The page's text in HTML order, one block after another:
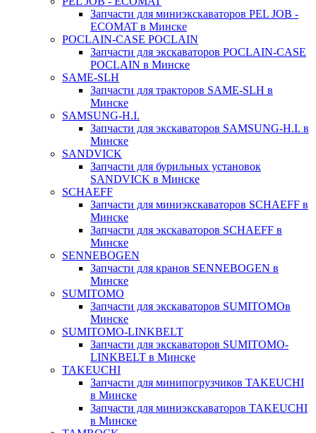
Запчасти для миниэкскаваторов PEL JOB -
ECOMAT в Минске
POCLAIN-CASE POCLAIN
Запчасти для экскаваторов POCLAIN-CASE
POCLAIN в Минске
SAME-SLH
Запчасти для тракторов SAME-SLH в
Минске
SAMSUNG-H.I.
Запчасти для экскаваторов SAMSUNG-H.I. в
Минске
SANDVICK
Запчасти для бурильных установок
SANDVICK в Минске
SCHAEFF
Запчасти для миниэкскаваторов SCHAEFF в
Минске
Запчасти для экскаваторов SCHAEFF в
Минске
SENNEBOGEN
Запчасти для кранов SENNEBOGEN в
Минске
SUMITOMO
Запчасти для экскаваторов SUMITOMOв
Минске
SUMITOMO-LINKBELT
Запчасти для экскаваторов SUMITOMO-
LINKBELT в Минске
TAKEUCHI
Запчасти для минипогрузчиков TAKEUCHI
в Минске
Запчасти для миниэкскаваторов TAKEUCHI
в Минске